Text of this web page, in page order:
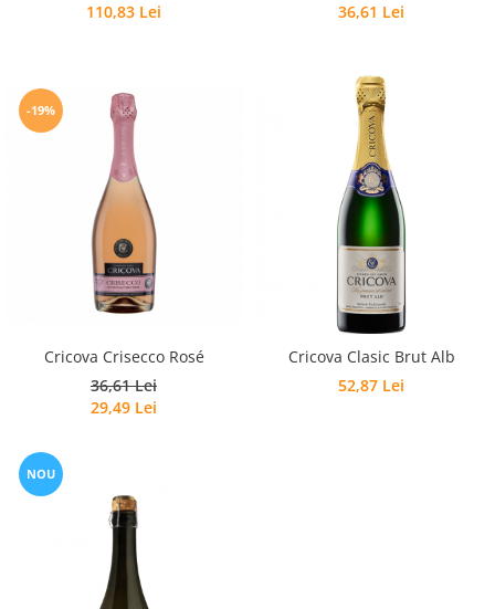
110,83 Lei
36,61 Lei
-19%
Cricova Crisecco Rosé
36,61 Lei
29,49 Lei
Cricova Clasic Brut Alb
52,87 Lei
NOU